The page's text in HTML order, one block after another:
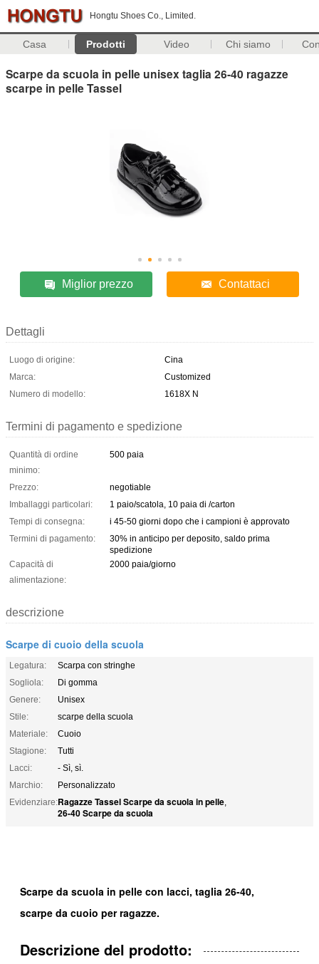
Hongtu Shoes Co., Limited.
Casa Prodotti Video Chi siamo
Scarpe da scuola in pelle unisex taglia 26-40 ragazze
scarpe in pelle Tassel
Miglior prezzo Contattaci
Dettagli
Luogo di origine:
Cina
Marca:
Customized
Numero di modello:
1618X N
Termini di pagamento e spedizione
Quantità di ordine
minimo:
500 paia
Prezzo:
negotiable
Imballaggi particolari:
1 paio/scatola, 10 paia di /carton
Tempi di consegna:
i 45-50 giorni dopo che i campioni è approvato
Termini di pagamento:
30% in anticipo per deposito, saldo prima
spedizione
Capacità di
alimentazione:
2000 paia/giorno
descrizione
Scarpe di cuoio della scuola
Legatura:
Scarpa con stringhe
Sogliola:
Di gomma
Genere:
Unisex
Stile:
scarpe della scuola
Materiale:
Cuoio
Stagione:
Tutti
Lacci:
- Sì, sì.
Marchio:
Personalizzato
Evidenziare:Ragazze Tassel Scarpe da scuola in pelle,
26-40 Scarpe da scuola
Scarpe da scuola in pelle con lacci, taglia 26-40,
scarpe da cuoio per ragazze.
Descrizione del prodotto: